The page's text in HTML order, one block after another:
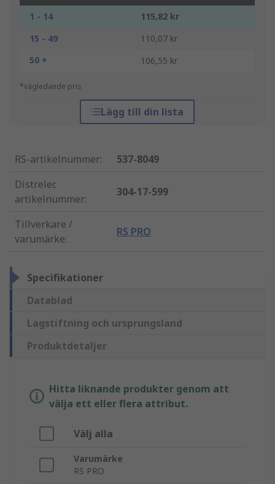
1 - 14
115,82 kr
15 - 49
110,07 kr
50 +
106,55 kr
*vägledande pris
Lägg till din lista
RS-artikelnummer:
537-8049
Distrelec
artikelnummer:
304-17-599
Tillverkare /
varumärke:
RS PRO
Specifikationer
Datablad
Lagstiftning och ursprungsland
Produktdetaljer
Hitta liknande produkter genom att
välja ett eller flera attribut.
Välj alla
Varumärke
RS PRO